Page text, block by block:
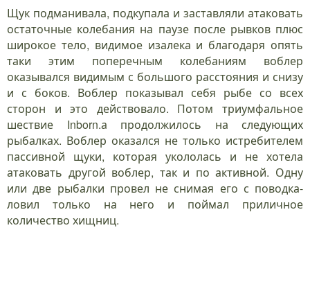
Щук подманивала, подкупала и заставляли атаковать
остаточные колебания на паузе после рывков плюс
широкое тело, видимое изалека и благодаря опять
таки этим поперечным колебаниям воблер
оказывался видимым с большого расстояния и снизу
и с боков. Воблер показывал себя рыбе со всех
сторон и это действовало. Потом триумфальное
шествие Inborn.а продолжилось на следующих
рыбалках. Воблер оказался не только истребителем
пассивной щуки, которая укололась и не хотела
атаковать другой воблер, так и по активной. Одну
или две рыбалки провел не снимая его с поводка-
ловил только на него и поймал приличное
количество хищниц.